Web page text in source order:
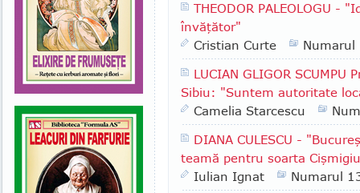
THEODOR PALEOLOGU -
învăţător"
Cristian Curte
Numarul
LUCIAN GLIGOR
Sibiu: "Suntem autoritate
Camelia Starcescu
DIANA CULESCU -
teamă pentru soarta
Iulian Ignat
Numarul